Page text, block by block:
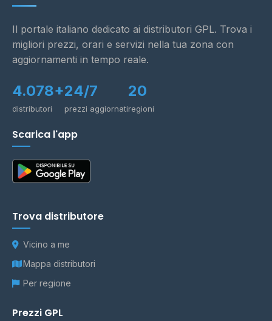
Il portale italiano dedicato ai distributori GPL. Trova i
migliori prezzi, orari e servizi nella tua zona con
aggiornamenti in tempo reale.
4.078+
distributori
24/7
prezzi aggiornati
20
regioni
Scarica l'app
Trova distributore
Vicino a me
Mappa distributori
Per regione
Prezzi GPL